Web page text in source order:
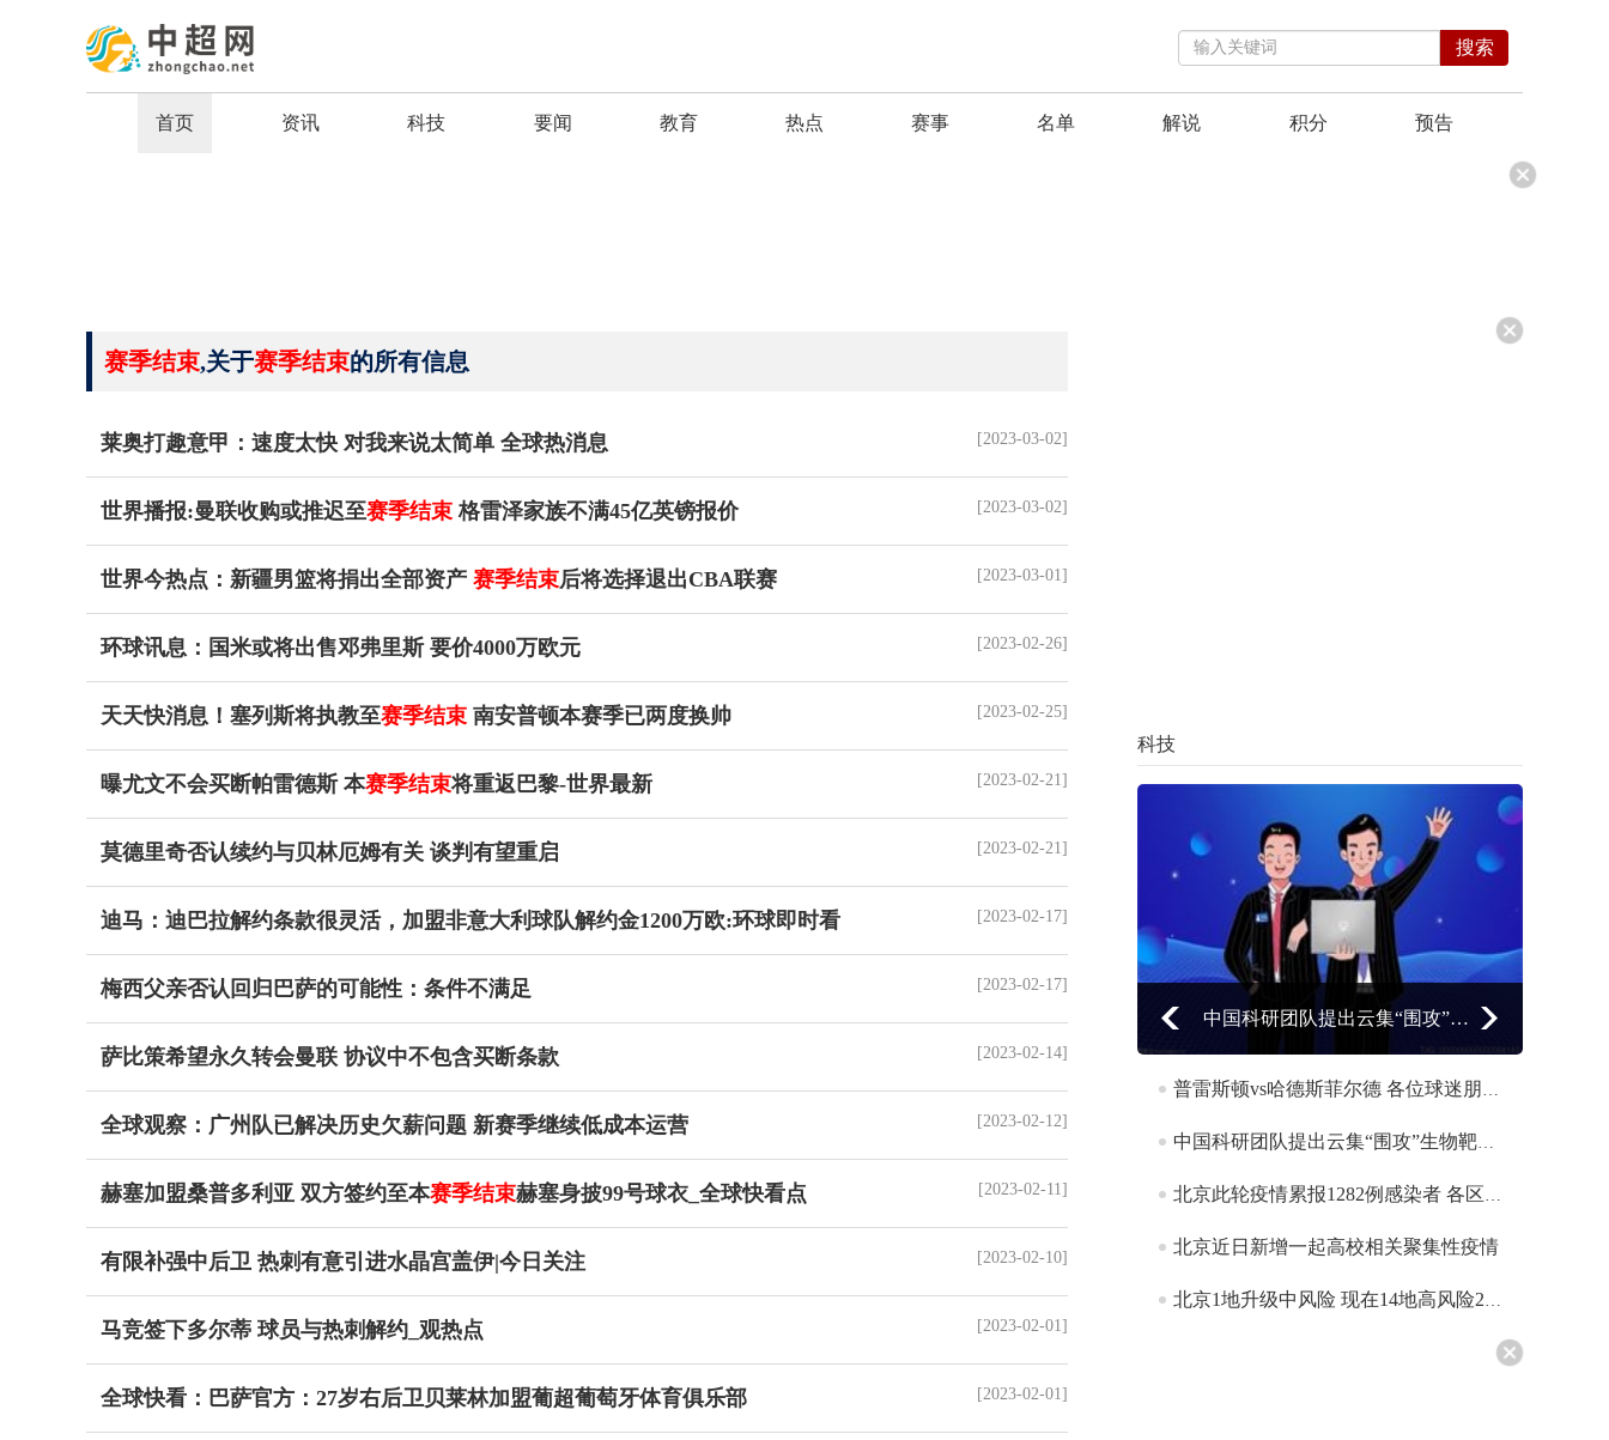
搜索
首页 资讯 科技 要闻 教育 热点 赛事 名单 解说 积分 预告
赛季结束,关于赛季结束的所有信息
莱奥打趣意甲：速度太快 对我来说太简单 全球热消息 [2023-03-02]
世界播报:曼联收购或推迟至赛季结束 格雷泽家族不满45亿英镑报价 [2023-03-02]
世界今热点：新疆男篮将捐出全部资产 赛季结束后将选择退出CBA联赛 [2023-03-01]
环球讯息：国米或将出售邓弗里斯 要价4000万欧元 [2023-02-26]
天天快消息！塞列斯将执教至赛季结束 南安普顿本赛季已两度换帅 [2023-02-25]
曝尤文不会买断帕雷德斯 本赛季结束将重返巴黎-世界最新 [2023-02-21]
莫德里奇否认续约与贝林厄姆有关 谈判有望重启 [2023-02-21]
迪马：迪巴拉解约条款很灵活，加盟非意大利球队解约金1200万欧:环球即时看 [2023-02-17]
梅西父亲否认回归巴萨的可能性：条件不满足 [2023-02-17]
萨比策希望永久转会曼联 协议中不包含买断条款 [2023-02-14]
全球观察：广州队已解决历史欠薪问题 新赛季继续低成本运营 [2023-02-12]
赫塞加盟桑普多利亚 双方签约至本赛季结束赫塞身披99号球衣_全球快看点 [2023-02-11]
有限补强中后卫 热刺有意引进水晶宫盖伊|今日关注 [2023-02-10]
马竞签下多尔蒂 球员与热刺解约_观热点 [2023-02-01]
全球快看：巴萨官方：27岁右后卫贝莱林加盟葡超葡萄牙体育俱乐部 [2023-02-01]
科技
中国科研团队提出云集“围攻”生物靶标智能纳米机器人模型
普雷斯顿vs哈德斯菲尔德 各位球迷朋友敬请留意
中国科研团队提出云集“围攻”生物靶标智能纳米机器人模型
北京此轮疫情累报1282例感染者 各区疫情呈差异化分布
北京近日新增一起高校相关聚集性疫情
北京1地升级中风险 现在14地高风险29地中风险